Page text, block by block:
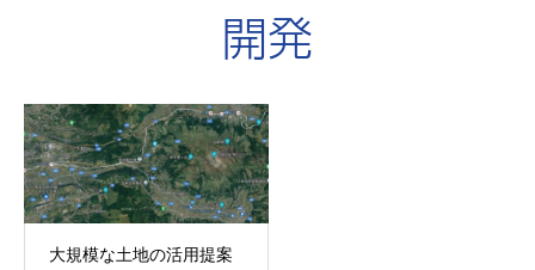
開発
大規模な土地の活用提案